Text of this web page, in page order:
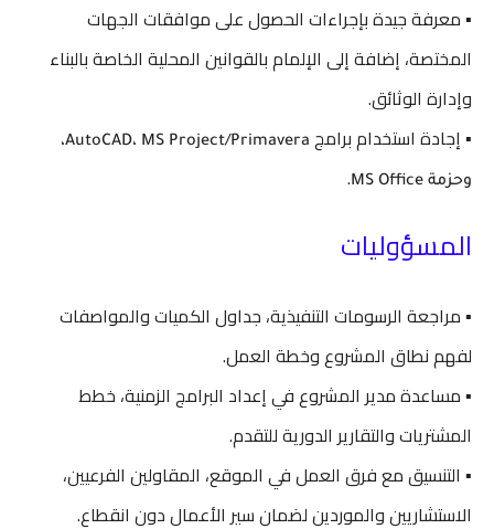
▪️ معرفة جيدة بإجراءات الحصول على موافقات الجهات
المختصة، إضافة إلى الإلمام بالقوانين المحلية الخاصة بالبناء
وإدارة الوثائق.
▪️ إجادة استخدام برامج
AutoCAD، MS Project/Primavera،
وحزمة MS Office .
المسؤوليات
▪️ مراجعة الرسومات التنفيذية، جداول الكميات والمواصفات
لفهم نطاق المشروع وخطة العمل.
▪️ مساعدة مدير المشروع في إعداد البرامج الزمنية، خطط
المشتريات والتقارير الدورية للتقدم.
▪️ التنسيق مع فرق العمل في الموقع، المقاولين الفرعيين،
الاستشاريين والموردين لضمان سير الأعمال دون انقطاع.